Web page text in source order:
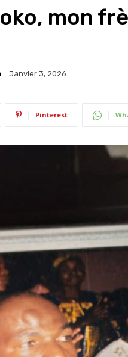
mon
Janvier 3, 2026
Pinterest